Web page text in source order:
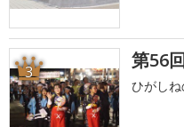
3 第56
ひがし